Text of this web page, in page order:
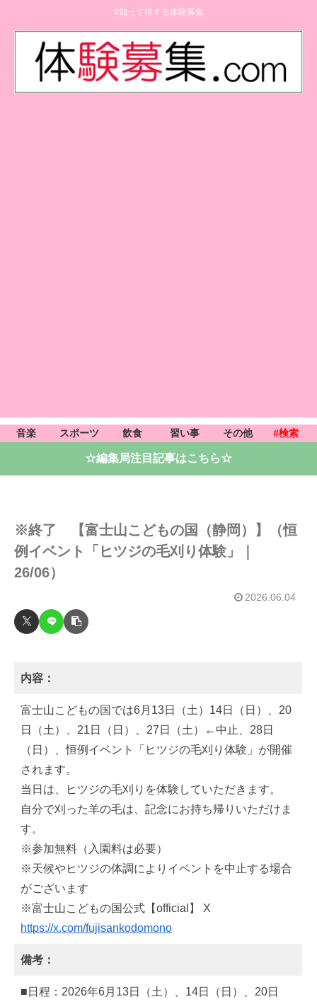
#知って得する体験募集
音楽 スポーツ 飲食 習い事 その他 #検索
☆編集局注目記事はこちら☆
※終了 【富士山こどもの国（静岡）】（恒
例イベント「ヒツジの毛刈り体験」｜
26/06）
2026.06.04
内容：
富士山こどもの国では6月13日（土）14日（日）、20
日（土）、21日（日）、27日（土）←中止、28日
（日）、恒例イベント「ヒツジの毛刈り体験」が開催
されます。
当日は、ヒツジの毛刈りを体験していただきます。
自分で刈った羊の毛は、記念にお持ち帰りいただけま
す。
※参加無料（入園料は必要）
※天候やヒツジの体調によりイベントを中止する場合
がございます
※富士山こどもの国公式【official】 X
https://x.com/fujisankodomono
備考：
■日程：2026年6月13日（土）、14日（日）、20日